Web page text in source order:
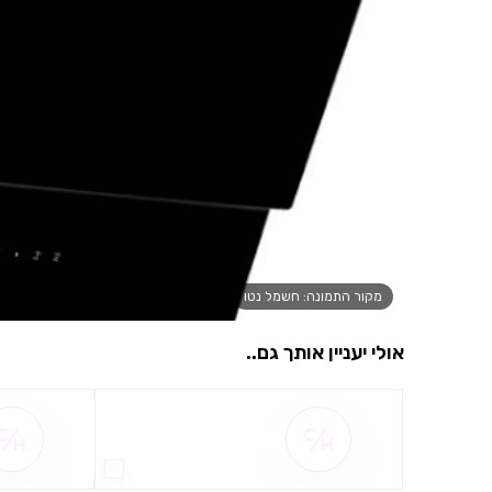
מקור התמונה: חשמל נטו
אולי יעניין אותך גם..